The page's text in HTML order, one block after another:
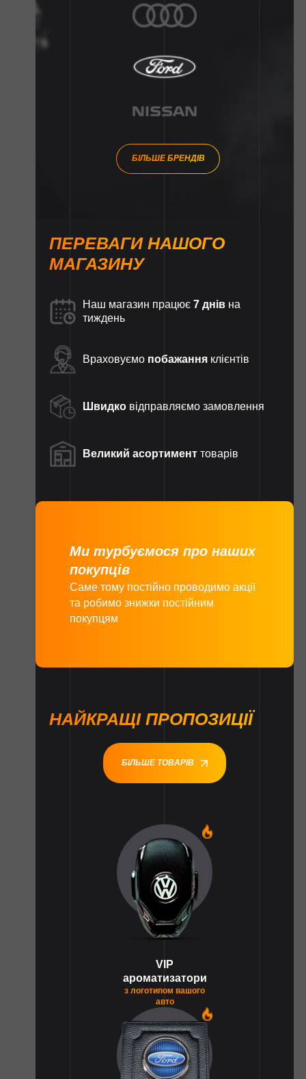
БІЛЬШЕ БРЕНДІВ
ПЕРЕВАГИ НАШОГО
МАГАЗИНУ
Наш магазин працює 7 днів на
тиждень
Враховуємо побажання клієнтів
Швидко відправляємо замовлення
Великий асортимент товарів
Ми турбуємося про наших
покупців
Саме тому постійно проводимо акції
та робимо знижки постійним
покупцям
НАЙКРАЩІ ПРОПОЗИЦІЇ
БІЛЬШЕ ТОВАРІВ
VIP
ароматизатори
з логотипом вашого
авто